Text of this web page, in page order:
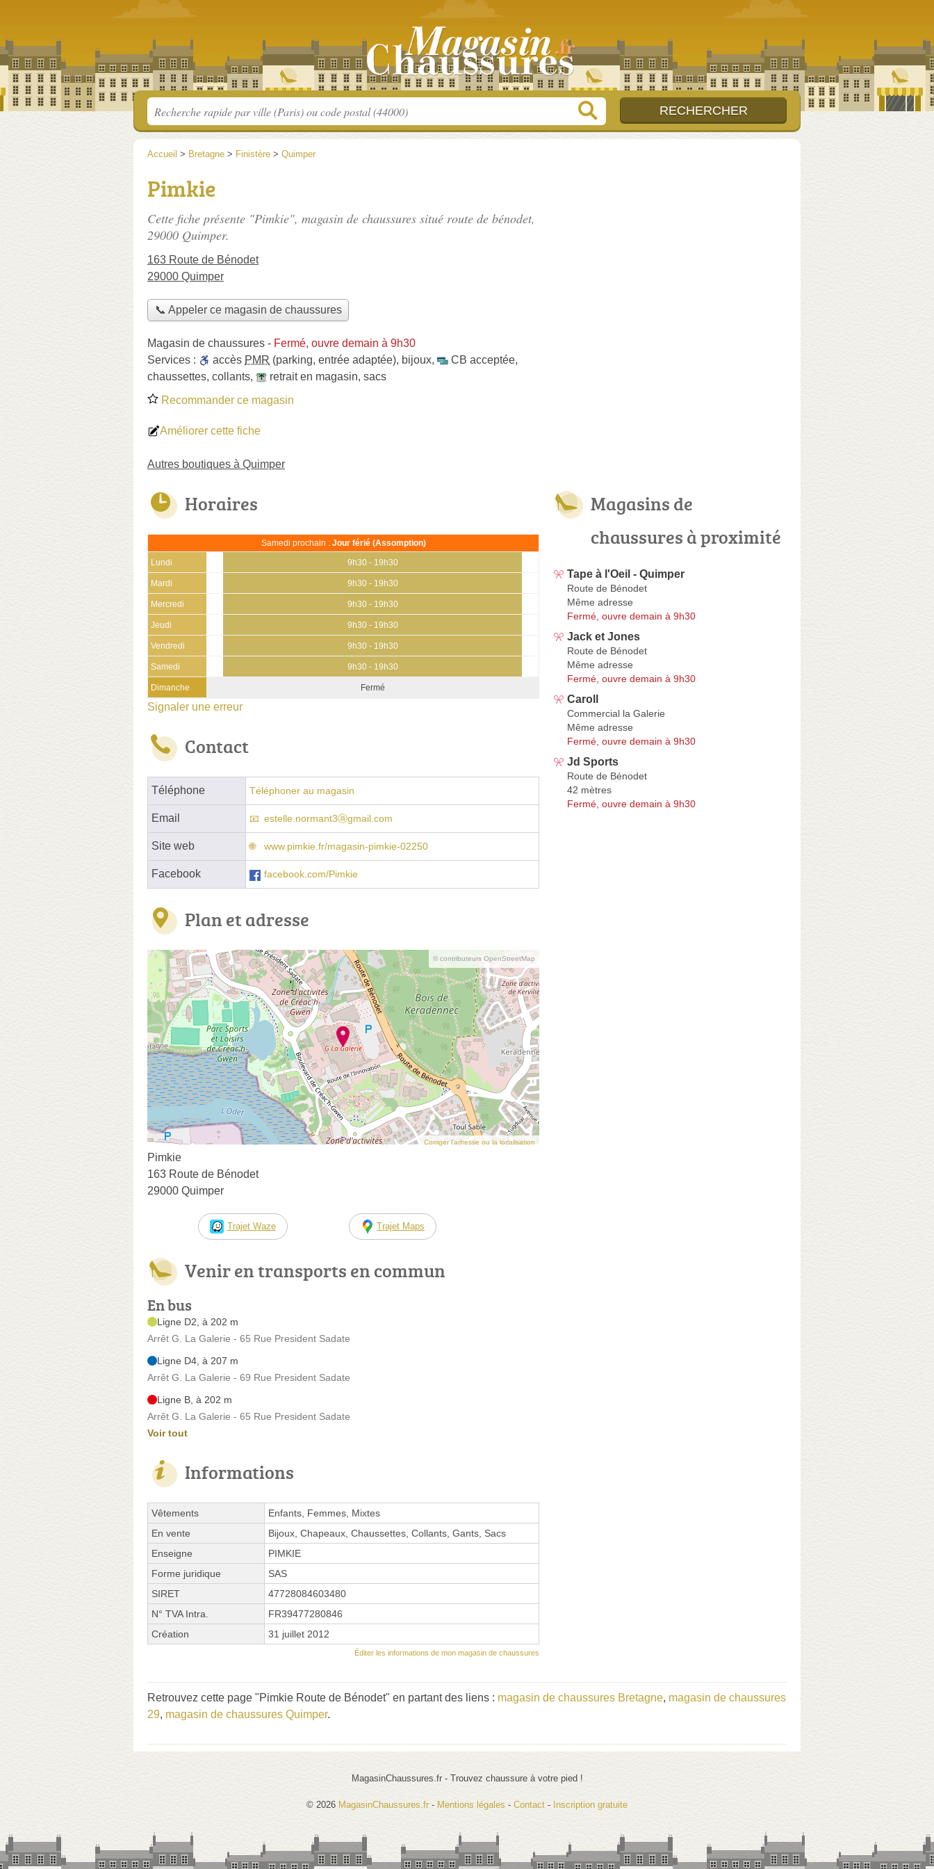
Accueil > Bretagne > Finistère > Quimper
Pimkie
Cette fiche présente "Pimkie", magasin de chaussures situé route de bénodet,
29000 Quimper.
163 Route de Bénodet
29000 Quimper
📞 Appeler ce magasin de chaussures
Magasin de chaussures - Fermé, ouvre demain à 9h30
Services :
accès PMR (parking, entrée adaptée), bijoux, CB acceptée,
chaussettes, collants, retrait en magasin, sacs
Recommander ce magasin
Améliorer cette fiche
Autres boutiques à Quimper
Horaires
Samedi prochain : Jour férié (Assomption)
Lundi 9h30 - 19h30
Mardi 9h30 - 19h30
Mercredi 9h30 - 19h30
Jeudi 9h30 - 19h30
Vendredi 9h30 - 19h30
Samedi 9h30 - 19h30
Dimanche Fermé
Signaler une erreur
Contact
Téléphone Téléphoner au magasin
Email estelle.normant3ⓐgmail.com
Site web www.pimkie.fr/magasin-pimkie-02250
Facebook facebook.com/Pimkie
Plan et adresse
© contributeurs OpenStreetMap
Corriger l’adresse ou la localisation
Pimkie
163 Route de Bénodet
29000 Quimper
Trajet Waze Trajet Maps
Venir en transports en commun
En bus
Ligne D2, à 202 m
Arrêt G. La Galerie - 65 Rue President Sadate
Ligne D4, à 207 m
Arrêt G. La Galerie - 69 Rue President Sadate
Ligne B, à 202 m
Arrêt G. La Galerie - 65 Rue President Sadate
Voir tout
Informations
Vêtements
Enfants, Femmes, Mixtes
En vente
Bijoux, Chapeaux, Chaussettes, Collants, Gants, Sacs
Enseigne
PIMKIE
Forme juridique
SAS
SIRET
47728084603480
N° TVA Intra.
FR39477280846
Création
31 juillet 2012
Éditer les informations de mon magasin de chaussures
Magasins de
chaussures à proximité
Tape à l'Oeil - Quimper
Route de Bénodet
Même adresse
Fermé, ouvre demain à 9h30
Jack et Jones
Route de Bénodet
Même adresse
Fermé, ouvre demain à 9h30
Caroll
Commercial la Galerie
Même adresse
Fermé, ouvre demain à 9h30
Jd Sports
Route de Bénodet
42 mètres
Fermé, ouvre demain à 9h30
Retrouvez cette page "Pimkie Route de Bénodet" en partant des liens : magasin de chaussures Bretagne, magasin de chaussures
29, magasin de chaussures Quimper.
MagasinChaussures.fr - Trouvez chaussure à votre pied !
© 2026 MagasinChaussures.fr - Mentions légales - Contact - Inscription gratuite